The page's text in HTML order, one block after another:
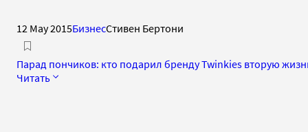
12 May 2015БизнесСтивен Бертони
Парад пончиков: кто подарил бренду Twinkies вторую
Читать